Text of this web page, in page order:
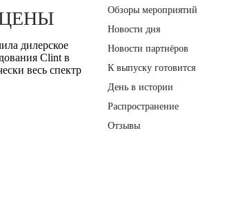
дилерское
Clint в
весь спектр
Обзоры мероприятий
Новости дня
Новости партнёров
К выпуску готовится
День в истории
Распространение
Отзывы